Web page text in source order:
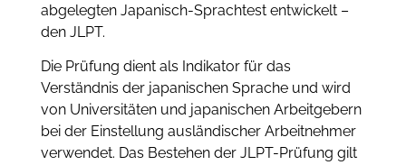
abgelegten Japanisch-Sprachtest entwickelt –
den JLPT.
Die Prüfung dient als Indikator für das
Verständnis der japanischen Sprache und wird
von Universitäten und japanischen Arbeitgebern
bei der Einstellung ausländischer Arbeitnehmer
verwendet. Das Bestehen der JLPT-Prüfung gilt